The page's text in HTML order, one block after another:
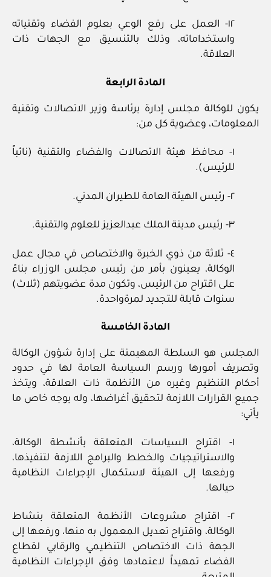
١٢- العمل على رفع الوعي بعلوم الفضاء وتقنياته
واستخداماته، وذلك بالتنسيق مع الجهات ذات
العلاقة.
المادة الرابعة
يكون للوكالة مجلس إدارة برئاسة وزير الاتصالات وتقنية
المعلومات، وعضوية كل من:
١- محافظ هيئة الاتصالات والفضاء والتقنية (نائباً
للرئيس).
٢- رئيس الهيئة العامة للطيران المدني.
٣- رئيس مدينة الملك عبدالعزيز للعلوم والتقنية.
٤- ثلاثة من ذوي الخبرة والاختصاص في مجال عمل
الوكالة، يعينون بأمر من رئيس مجلس الوزراء بناءً
على اقتراح من الرئيس، وتكون مدة عضويتهم (ثلاث)
سنوات قابلة للتجديد لمرةواحدة.
المادة الخامسة
المجلس هو السلطة المهيمنة على إدارة شؤون الوكالة
وتصريف أمورها ورسم السياسة العامة لها في حدود
أحكام التنظيم وغيره من الأنظمة ذات العلاقة، ويتخذ
جميع القرارات اللازمة لتحقيق أغراضها، وله بوجه خاص ما
يأتي:
١- اقتراح السياسات المتعلقة بأنشطة الوكالة،
والاستراتيجيات والخطط والبرامج اللازمة لتنفيذها،
ورفعها إلى الهيئة لاستكمال الإجراءات النظامية
حيالها.
٢- اقتراح مشروعات الأنظمة المتعلقة بنشاط
الوكالة، واقتراح تعديل المعمول به منها، ورفعها إلى
الجهة ذات الاختصاص التنظيمي والرقابي لقطاع
الفضاء تمهيداً لاعتمادها وفق الإجراءات النظامية